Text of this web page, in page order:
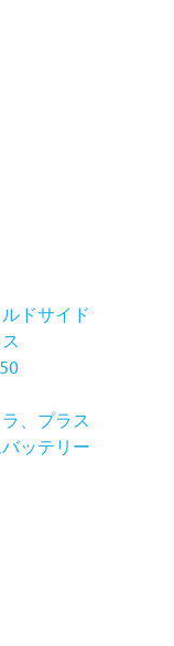
ドサイド
、プラス
ッテリー